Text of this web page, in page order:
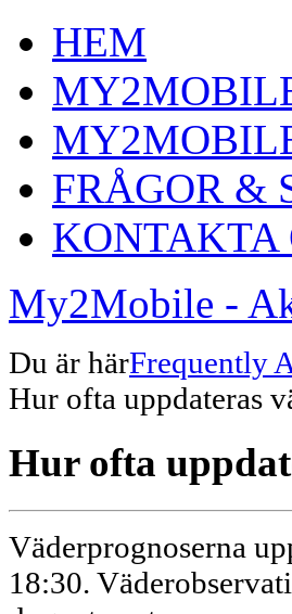
HEM
FRÅGOR &
KONTAKTA
My2Mobile -
Du är härFrequently
Hur ofta uppdateras
Hur ofta
Väderprognoserna
18:30.